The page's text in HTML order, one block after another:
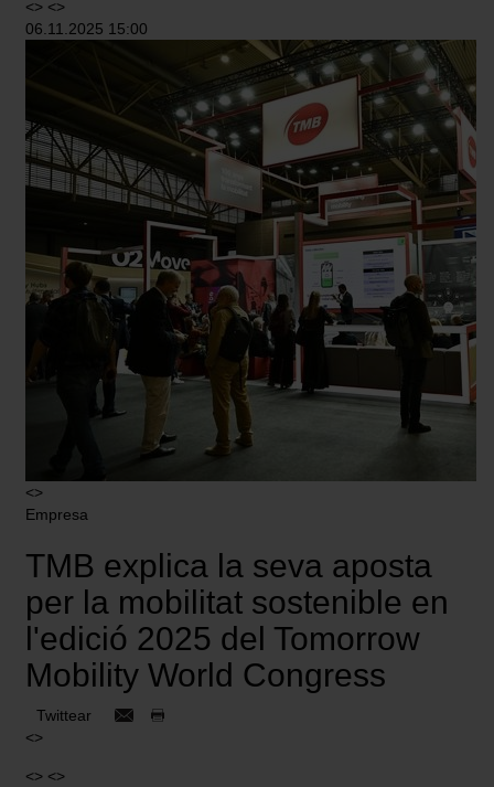
<> <>
06.11.2025 15:00
<>
Empresa
TMB explica la seva aposta
per la mobilitat sostenible en
l'edició 2025 del Tomorrow
Mobility World Congress
Twittear
<>
<> <>